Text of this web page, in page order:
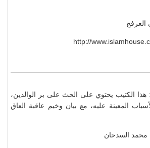
http://
هذا الكتيب يحتوي على الحث على بر الوالدين،
المعينة عليه، مع بيان وخيم عاقبة العاق
محمد السدحان